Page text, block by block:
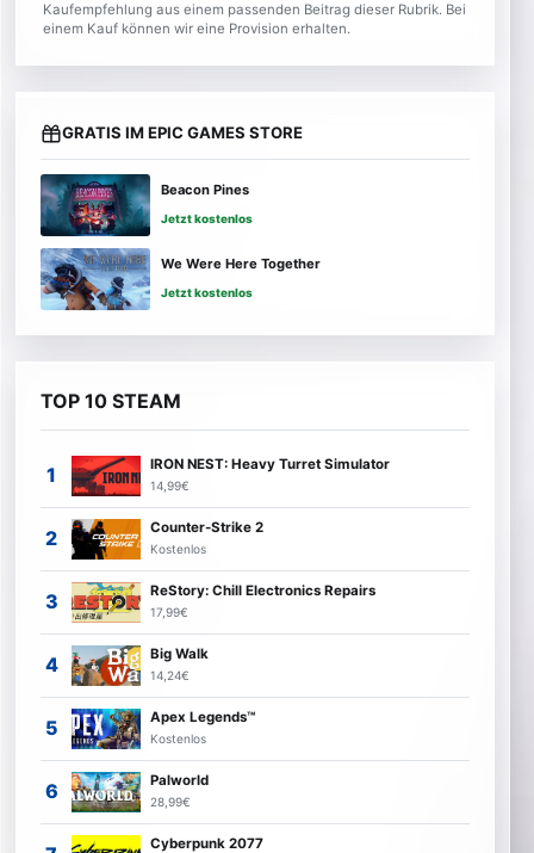
Kaufempfehlung aus einem passenden Beitrag dieser Rubrik. Bei
einem Kauf können wir eine Provision erhalten.
GRATIS IM EPIC GAMES STORE
Beacon Pines
Jetzt kostenlos
We Were Here Together
Jetzt kostenlos
TOP 10 STEAM
IRON NEST: Heavy Turret Simulator
14,99€
Counter-Strike 2
Kostenlos
ReStory: Chill Electronics Repairs
17,99€
Big Walk
14,24€
Apex Legends™
Kostenlos
Palworld
28,99€
Cyberpunk 2077